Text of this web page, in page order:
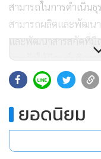
สามารถในการดำเนิน
สามารถผลิตและพัฒน
และพัฒนาสารสกัดที่มีฤ
และจัดให้มีศูนย์บริการ
นวัตกรรมอาหารให้บริ
มหาดไทยจัดทำโครง
มาตรฐานกว่า 791 ราย
มาตรการที่ 3 การสร้าง
ยอดนิยม